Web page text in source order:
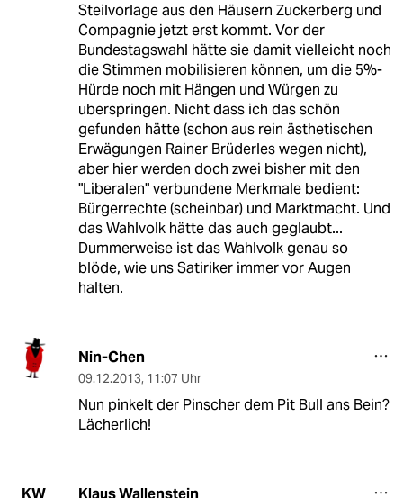
Steilvorlage aus den Häusern Zuckerberg und
Compagnie jetzt erst kommt. Vor der
Bundestagswahl hätte sie damit vielleicht noch
die Stimmen mobilisieren können, um die 5%-
Hürde noch mit Hängen und Würgen zu
uberspringen. Nicht dass ich das schön
gefunden hätte (schon aus rein ästhetischen
Erwägungen Rainer Brüderles wegen nicht),
aber hier werden doch zwei bisher mit den
"Liberalen" verbundene Merkmale bedient:
Bürgerrechte (scheinbar) und Marktmacht. Und
das Wahlvolk hätte das auch geglaubt...
Dummerweise ist das Wahlvolk genau so
blöde, wie uns Satiriker immer vor Augen
halten.
Nin-Chen
09.12.2013, 11:07 Uhr
Nun pinkelt der Pinscher dem Pit Bull ans Bein?
Lächerlich!
KW Klaus Wallenstein